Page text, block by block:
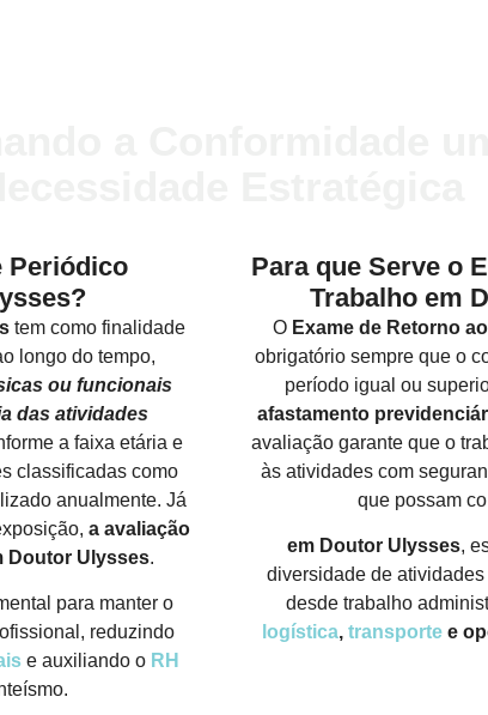
Periódico
tem como finalidade
longo do tempo,
ou funcionais
das atividades
a faixa etária e
classificadas como
anualmente. Já
a avaliação
Doutor Ulysses.
para manter o
reduzindo
e auxiliando o RH
Para que Serve o
Trabalho em
O Exame de Retorno
obrigatório sempre que o
período igual ou
afastamento
avaliação garante que o
às atividades com
que possam
em Doutor Ulysses,
diversidade de
desde trabalho
logística, transporte e